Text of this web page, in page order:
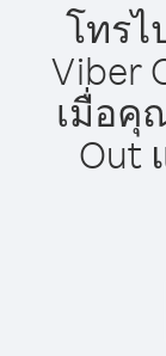
โทรไ
Viber
เมื่อคุ
Out